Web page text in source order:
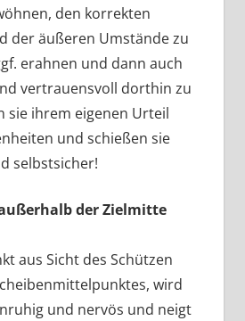
den korrekten
der äußeren Umstände zu
erahnen und dann auch
vertrauensvoll dorthin zu
sie ihrem eigenen Urteil
und schießen sie
selbstsicher!
der Zielmitte
aus Sicht des Schützen
wird
und nervös und neigt